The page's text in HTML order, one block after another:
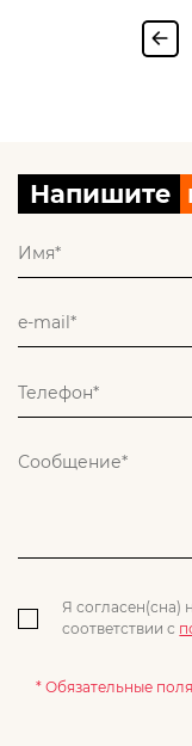
Напишите
Я согласен(сна)
соответствии с
* Обязательные поля